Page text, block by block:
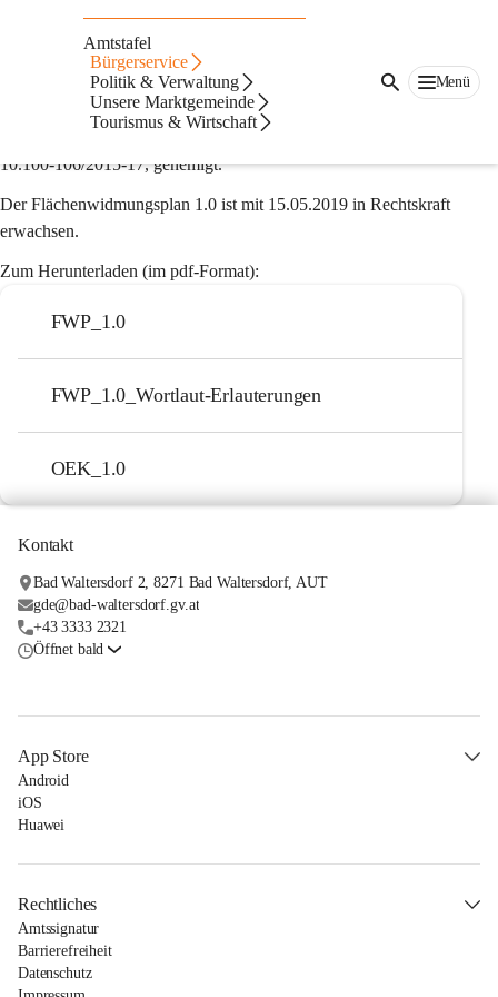
Amtstafel
Bürgerservice
Politik & Verwaltung
Unsere Marktgemeinde
Tourismus & Wirtschaft
Menü
Flächenwidmungsplan
Der Flächenwidmungsplan 1.0 wurde von der Steiermärkischen
Landesregierung mit Bescheid vom 25.04.2019, GZ: ABT13-
10.100-106/2015-17, genemigt.
Der Flächenwidmungsplan 1.0 ist mit 15.05.2019 in Rechtskraft
erwachsen.
Zum Herunterladen (im pdf-Format):
FWP_1.0
FWP_1.0_Wortlaut-Erlauterungen
OEK_1.0
Kontakt
Bad Waltersdorf 2, 8271 Bad Waltersdorf, AUT
gde@bad-waltersdorf.gv.at
+43 3333 2321
Öffnet bald
App Store
Android
iOS
Huawei
Rechtliches
Amtssignatur
Barrierefreiheit
Datenschutz